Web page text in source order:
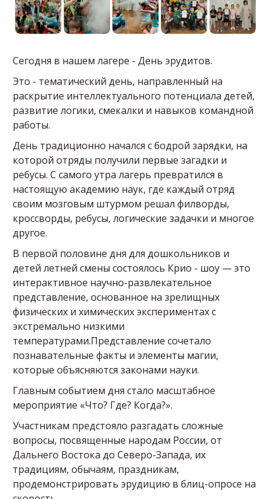
Сегодня в нашем лагере - День эрудитов.
Это - тематический день, направленный на
раскрытие интеллектуального потенциала детей,
развитие логики, смекалки и навыков командной
работы.
День традиционно начался с бодрой зарядки, на
которой отряды получили первые загадки и
ребусы. С самого утра лагерь превратился в
настоящую академию наук, где каждый отряд
своим мозговым штурмом решал филворды,
кроссворды, ребусы, логические задачки и многое
другое.
В первой половине дня для дошкольников и
детей летней смены состоялось Крио - шоу — это
интерактивное научно-развлекательное
представление, основанное на зрелищных
физических и химических экспериментах с
экстремально низкими
температурами.Представление сочетало
познавательные факты и элементы магии,
которые объясняются законами науки.
Главным событием дня стало масштабное
мероприятие «Что? Где? Когда?».
Участникам предстояло разгадать сложные
вопросы, посвященные народам России, от
Дальнего Востока до Северо-Запада, их
традициям, обычаям, праздникам,
продемонстрировать эрудицию в блиц-опросе на